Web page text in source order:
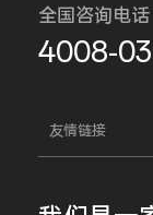
全国咨询电话
4008-
友情链接